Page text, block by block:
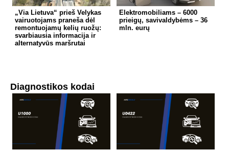
„Via Lietuva“ prieš Velykas
vairuotojams praneša dėl
remontuojamų kelių ruožų:
svarbiausia informacija ir
alternatyvūs maršrutai
Elektromobiliams – 6000
prieigų, savivaldybėms – 36
mln. eurų
Diagnostikos kodai